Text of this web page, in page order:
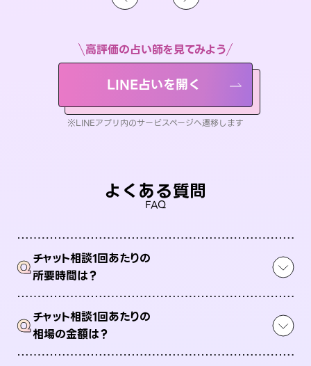
高評価の占い師を見てみよう
LINE占いを開く
※LINEアプリ内のサービスページへ遷移します
よくある質問
FAQ
Qチャット相談1回あたりの
所要時間は？
Qチャット相談1回あたりの
相場の金額は？